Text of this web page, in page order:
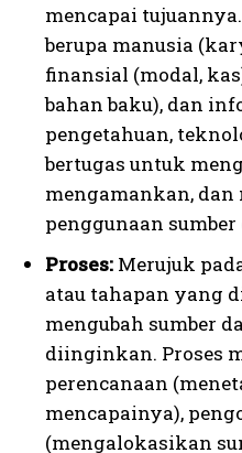
mencapai
berupa manusia
finansial (modal,
bahan baku), dan
pengetahuan,
bertugas untuk
mengamankan,
penggunaan
Proses: Merujuk
atau tahapan yang
mengubah sumber
diinginkan. Proses
perencanaan
mencapainya),
(mengalokasikan